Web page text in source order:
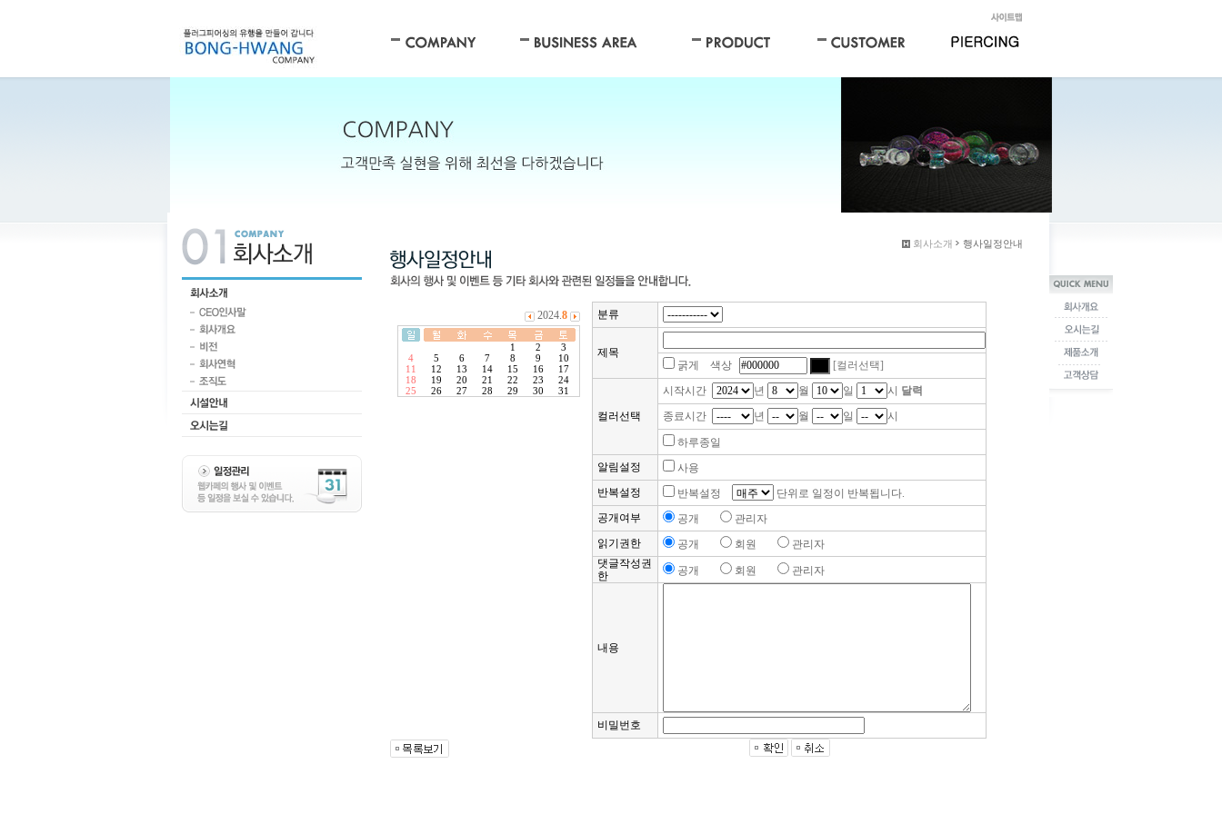
회사소개 행사일정안내
분류
제목
굵게 색상
[컬러선택]
컬러선택
시작시간 년 월 일 시 달력
종료시간
년 월 일 시
하루종일
알림설정
사용
반복설정
반복설정
단위로 일정이 반복됩니다.
공개여부
공개
관리자
읽기권한
공개 회원
관리자
댓글작성권
한
공개 회원 관리자
내용
비밀번호